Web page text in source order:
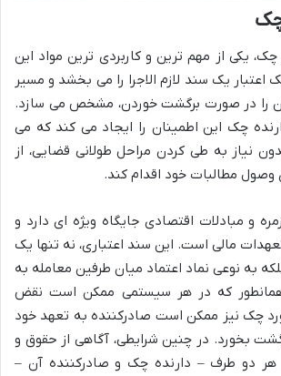
چک، یکی از مهم ترین و کاربردی ترین مواد این
یک سند لازم الاجرا را می بخشد و مسیر
را در صورت برگشت خوردن، مشخص می سازد.
چک این اطمینان را ایجاد می کند که می
نیاز به طی کردن مراحل طولانی قضایی، از
وصول مطالبات خود اقدام کند.
و مبادلات اقتصادی جایگاه ویژه ای دارد و
مالی است. این سند اعتباری، نه تنها یک
به نوعی نماد اعتماد میان طرفین معامله به
که در هر سیستمی ممکن است نقض
چک نیز ممکن است صادرکننده به تعهد خود
بخورد. در چنین شرایطی، آگاهی از حقوق و
هر دو طرف – دارنده چک و صادرکننده آن –